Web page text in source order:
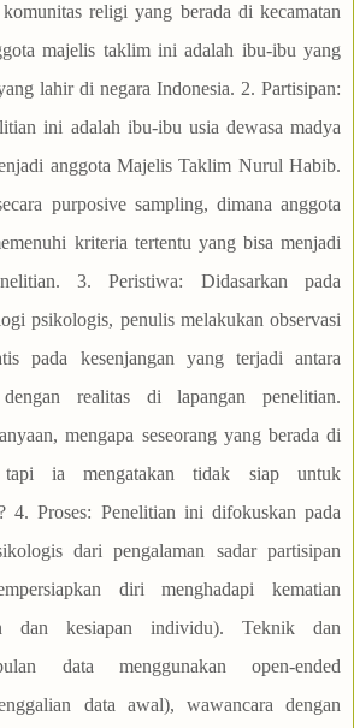
religi yang berada di kecamatan
majelis taklim ini adalah ibu-ibu yang
lahir di negara Indonesia. 2. Partisipan:
ini adalah ibu-ibu usia dewasa madya
anggota Majelis Taklim Nurul Habib.
purposive sampling, dimana anggota
kriteria tertentu yang bisa menjadi
3. Peristiwa: Didasarkan pada
psikologis, penulis melakukan observasi
pada kesenjangan yang terjadi antara
realitas di lapangan penelitian.
mengapa seseorang yang berada di
tapi ia mengatakan tidak siap untuk
4. Proses: Penelitian ini difokuskan pada
dari pengalaman sadar partisipan
diri menghadapi kematian
dan kesiapan individu). Teknik dan
data menggunakan open-ended
data awal), wawancara dengan